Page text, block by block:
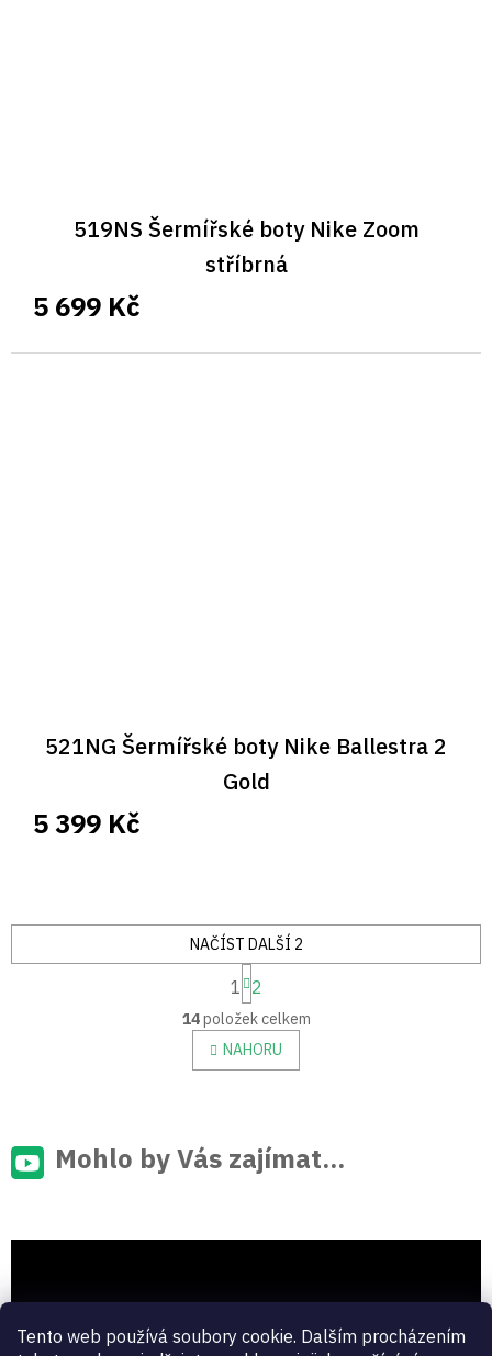
Tento web používá soubory cookie. Dalším procházením
519NS Šermířské boty Nike Zoom
stříbrná
5 699 Kč
521NG Šermířské boty Nike Ballestra 2
Gold
5 399 Kč
O
v
l
á
í
p
k
ý
i
NAČÍST DALŠÍ 2
S
t
r
á
n
k
í
1 2
14položek celkem
NAHORU
Mohlo by Vás zajímat...